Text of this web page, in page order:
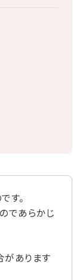
す。
であらかじ
あります